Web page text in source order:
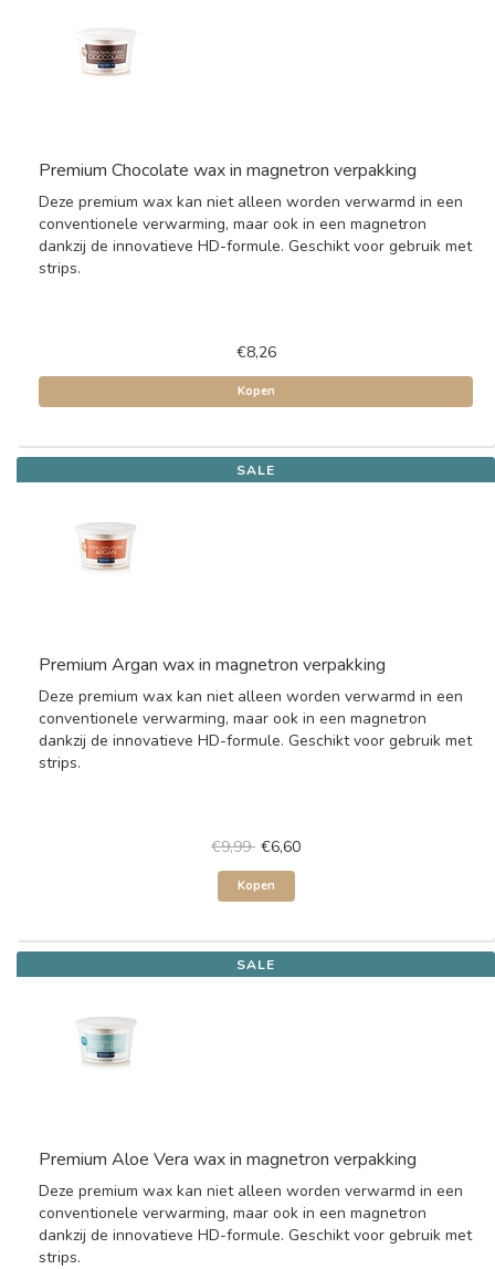
Premium Chocolate wax in magnetron verpakking
Deze premium wax kan niet alleen worden verwarmd in een
conventionele verwarming, maar ook in een magnetron
dankzij de innovatieve HD-formule. Geschikt voor gebruik met
strips.
€8,26
Kopen
SALE
Premium Argan wax in magnetron verpakking
Deze premium wax kan niet alleen worden verwarmd in een
conventionele verwarming, maar ook in een magnetron
dankzij de innovatieve HD-formule. Geschikt voor gebruik met
strips.
€9,99 €6,60
Kopen
SALE
Premium Aloe Vera wax in magnetron verpakking
Deze premium wax kan niet alleen worden verwarmd in een
conventionele verwarming, maar ook in een magnetron
dankzij de innovatieve HD-formule. Geschikt voor gebruik met
strips.